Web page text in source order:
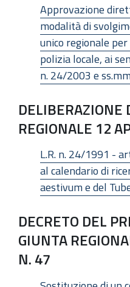
Approvazione
modalità di
unico regionale
polizia locale, ai
n. 24/2003 e
DELIBERAZIONE
REGIONALE 12
L.R. n. 24/1991 -
al calendario di
aestivum e del
DECRETO DEL
GIUNTA
N. 47